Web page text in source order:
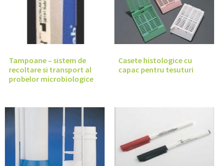
Tampoane – sistem de
recoltare si transport al
probelor microbiologice
Casete histologice cu
capac pentru tesuturi